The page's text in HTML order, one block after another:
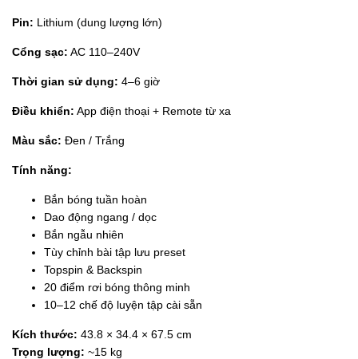
Pin: Lithium (dung lượng lớn)
Cổng sạc: AC 110–240V
Thời gian sử dụng: 4–6 giờ
Điều khiển: App điện thoại + Remote từ xa
Màu sắc: Đen / Trắng
Tính năng:
Bắn bóng tuần hoàn
Dao động ngang / dọc
Bắn ngẫu nhiên
Tùy chỉnh bài tập lưu preset
Topspin & Backspin
20 điểm rơi bóng thông minh
10–12 chế độ luyện tập cài sẵn
Kích thước: 43.8 × 34.4 × 67.5 cm
Trọng lượng: ~15 kg